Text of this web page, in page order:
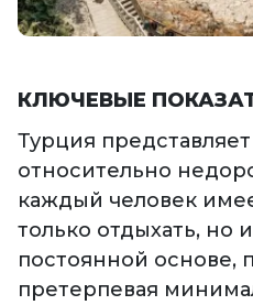
КЛЮЧЕВЫЕ
Турция
относительно
каждый человек
только отдыхать, но
постоянной основе,
претерпевая